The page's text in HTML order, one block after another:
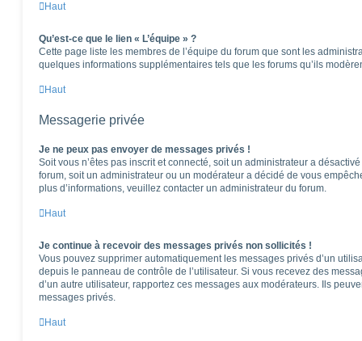
Haut
Qu’est-ce que le lien « L’équipe » ?
Cette page liste les membres de l’équipe du forum que sont les
quelques informations supplémentaires tels que les forums qu’ils
Haut
Messagerie privée
Je ne peux pas envoyer de messages privés !
Soit vous n’êtes pas inscrit et connecté, soit un administrateur a
forum, soit un administrateur ou un modérateur a décidé de vous
plus d’informations, veuillez contacter un administrateur du forum.
Haut
Je continue à recevoir des messages privés non sollicités !
Vous pouvez supprimer automatiquement les messages privés d’un
depuis le panneau de contrôle de l’utilisateur. Si vous recevez des
d’un autre utilisateur, rapportez ces messages aux modérateurs. Ils
messages privés.
Haut